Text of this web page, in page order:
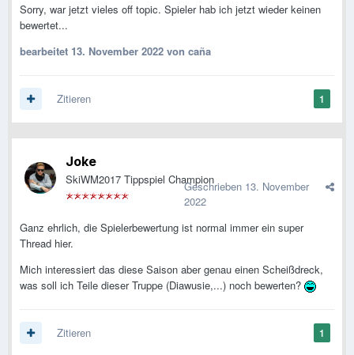
Sorry, war jetzt vieles off topic. Spieler hab ich jetzt wieder keinen
bewertet...
bearbeitet 13. November 2022 von caña
1
Zitieren
Joke
SkiWM2017 Tippspiel ChampionGeschrieben 13. November
2022
Ganz ehrlich, die Spielerbewertung ist normal immer ein super
Thread hier.
Mich interessiert das diese Saison aber genau einen Scheißdreck,
was soll ich Teile dieser Truppe (Diawusie,...) noch bewerten?
1
Zitieren